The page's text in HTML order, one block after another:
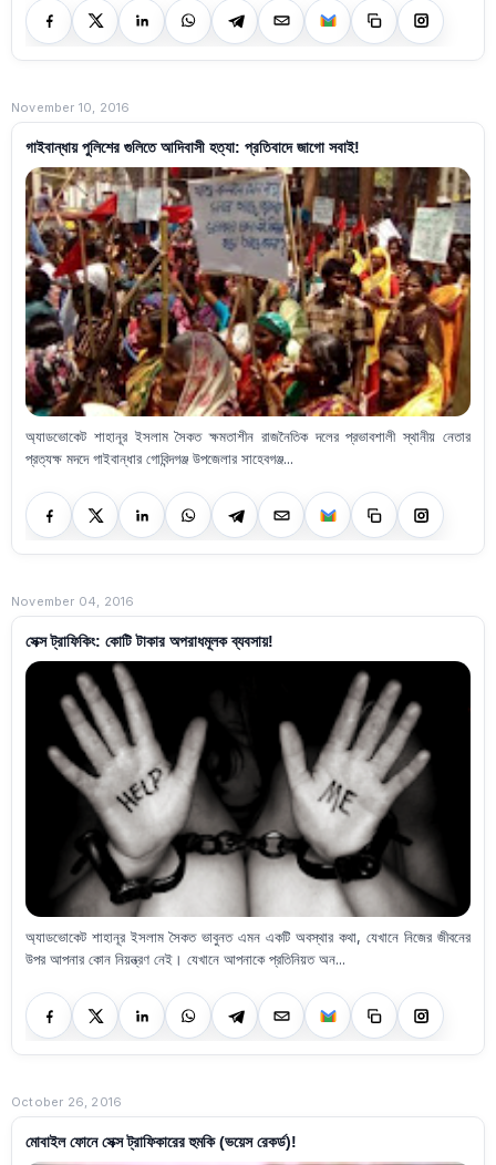
November 10, 2016
গাইবান্ধায় পুলিশের গুলিতে আদিবাসী হত্যা: প্রতিবাদে জাগো সবাই!
অ্যাডভোকেট শাহানূর ইসলাম সৈকত ক্ষমতাশীন রাজনৈতিক দলের প্রভাবশালী স্থানীয় নেতার
প্রত্যক্ষ মদদে গাইবান্ধার গোবিন্দগঞ্জ উপজেলার সাহেবগঞ্জ...
November 04, 2016
সেক্স ট্রাফিকিং: কোটি টাকার অপরাধমূলক ব্যবসায়!
অ্যাডভোকেট শাহানূর ইসলাম সৈকত ভাবুনত এমন একটি অবস্থার কথা, যেখানে নিজের জীবনের
উপর আপনার কোন নিয়ন্ত্রণ নেই। যেখানে আপনাকে প্রতিনিয়ত অন...
October 26, 2016
মোবাইল ফোনে সেক্স ট্রাফিকারের হুমকি (ভয়েস রেকর্ড)!